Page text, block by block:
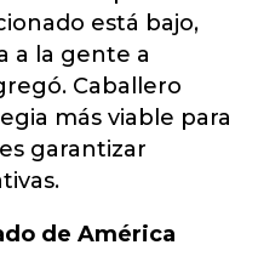
está bajo,
a la gente a
Caballero
más viable para
garantizar
de América